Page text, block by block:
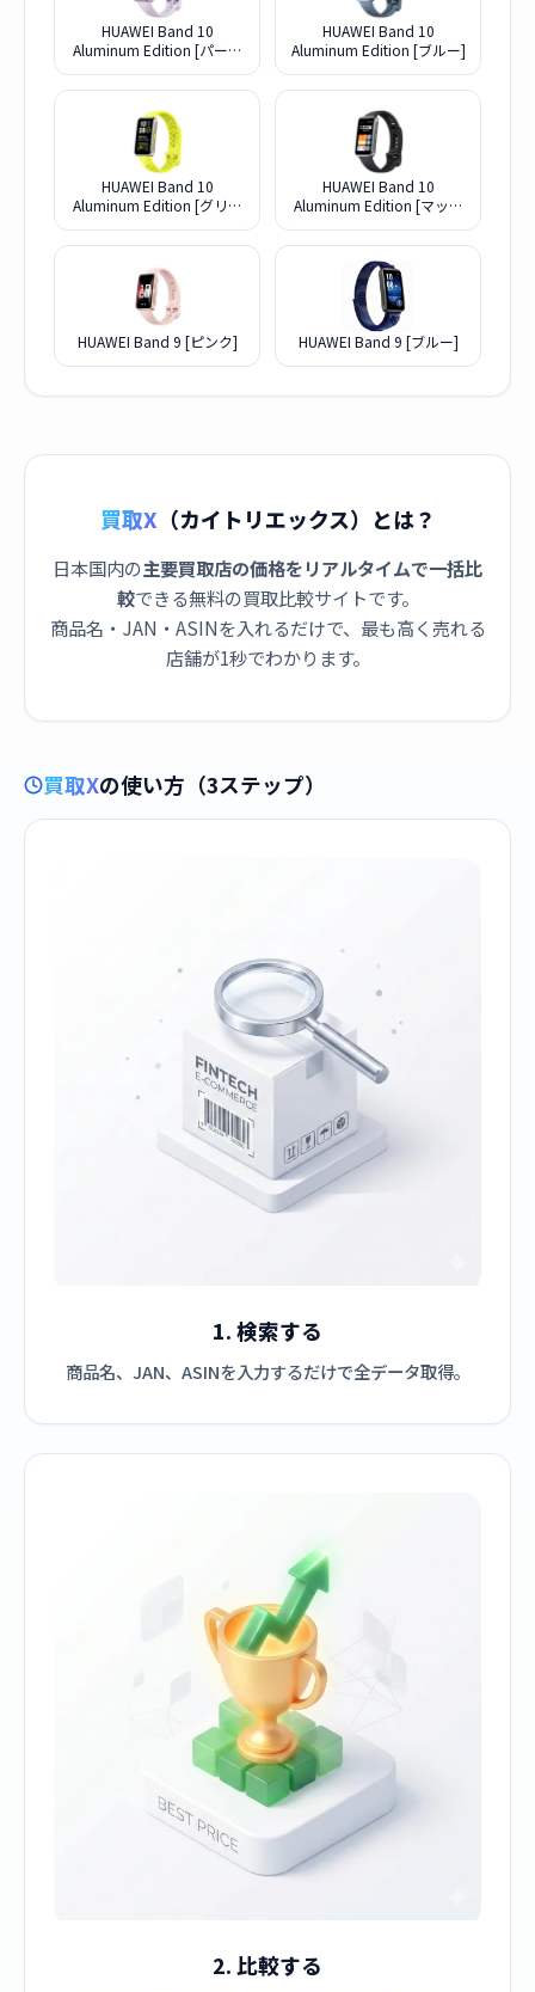
HUAWEI Band 10
Aluminum Edition [パープ
HUAWEI Band 10
Aluminum Edition [ブルー]
HUAWEI Band 10
Aluminum Edition [グリー
HUAWEI Band 10
Aluminum Edition [マット
HUAWEI Band 9 [ピンク] HUAWEI Band 9 [ブルー]
買取X （カイトリエックス）とは？
日本国内の主要買取店の価格をリアルタイムで一括比
較できる無料の買取比較サイトです。
商品名・JAN・ASINを入れるだけで、最も高く売れる
店舗が1秒でわかります。
買取Xの使い方（3ステップ）
1. 検索する
商品名、JAN、ASINを入力するだけで全データ取得。
2. 比較する